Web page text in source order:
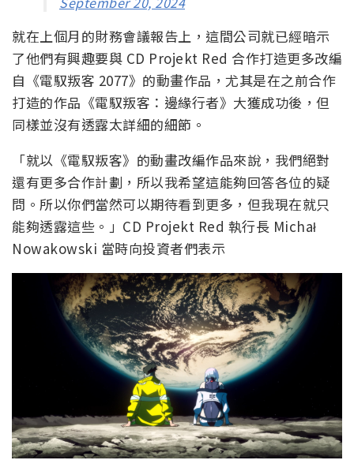
就在上個月的財務會議報告上，這間公司就已經暗示
了他們有興趣要與 CD Projekt Red 合作打造更多改編
自《電馭叛客 2077》的動畫作品，尤其是在之前合作
打造的作品《電馭叛客：邊緣行者》大獲成功後，但
同樣並沒有透露太詳細的細節。
「就以《電馭叛客》的動畫改編作品來說，我們絕對
還有更多合作計劃，所以我希望這能夠回答各位的疑
問。所以你們當然可以期待看到更多，但我現在就只
能夠透露這些。」CD Projekt Red 執行長 Michał
Nowakowski 當時向投資者們表示